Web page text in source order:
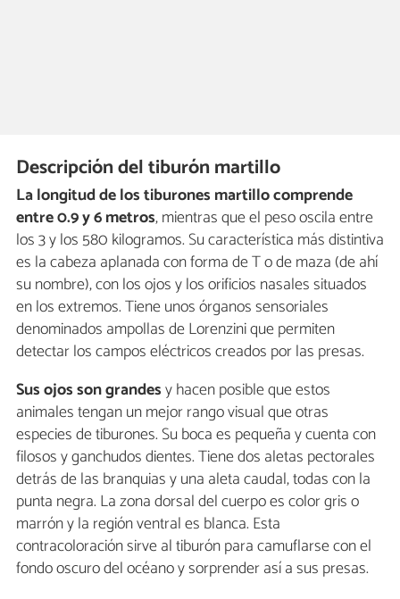
Descripción del tiburón martillo
La longitud de los tiburones martillo comprende
entre 0.9 y 6 metros, mientras que el peso oscila entre
los 3 y los 580 kilogramos. Su característica más distintiva
es la cabeza aplanada con forma de T o de maza (de ahí
su nombre), con los ojos y los orificios nasales situados
en los extremos. Tiene unos órganos sensoriales
denominados ampollas de Lorenzini que permiten
detectar los campos eléctricos creados por las presas.
Sus ojos son grandesy hacen posible que estos
animales tengan un mejor rango visual que otras
especies de tiburones. Su boca es pequeña y cuenta con
filosos y ganchudos dientes. Tiene dos aletas pectorales
detrás de las branquias y una aleta caudal, todas con la
punta negra. La zona dorsal del cuerpo es color gris o
marrón y la región ventral es blanca. Esta
contracoloración sirve al tiburón para camuflarse con el
fondo oscuro del océano y sorprender así a sus presas.